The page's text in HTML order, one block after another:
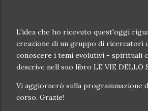
L'idea che ho ricevuto quest'oggi
creazione di un gruppo di ricercatori
conoscere i temi evolutivi - spirituali
descrive nell suo libro LE VIE DELLO
Vi aggiornerò sulla programmazione
corso. Grazie!